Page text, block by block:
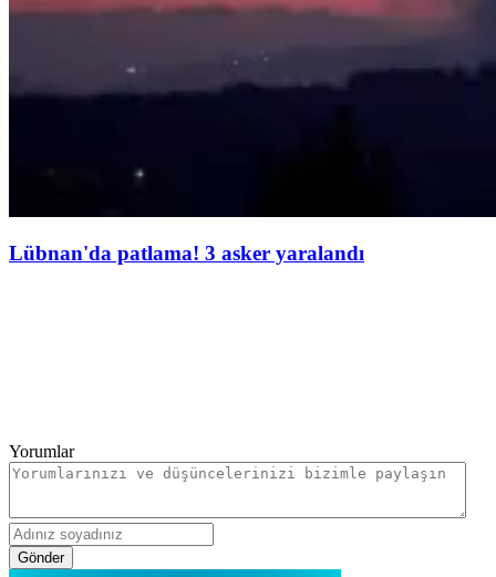
Lübnan'da patlama! 3 asker yaralandı
Yorumlar
Gönder